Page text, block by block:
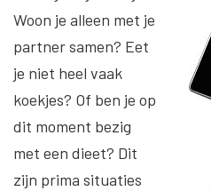
Woon je alleen met je
partner samen? Eet
je niet heel vaak
koekjes? Of ben je op
dit moment bezig
met een dieet? Dit
zijn prima situaties